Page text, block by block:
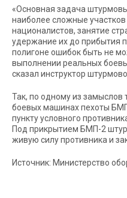
«Основная задача
наиболее сложные
националистов, занятие
удержание их до прибытия
полигоне ошибок быть не
выполнении реальных
сказал инструктор
Так, по одному из замыслов
боевых машинах пехоты
пункту условного
Под прикрытием БМП-2
живую силу противника и
Источник: Министерство